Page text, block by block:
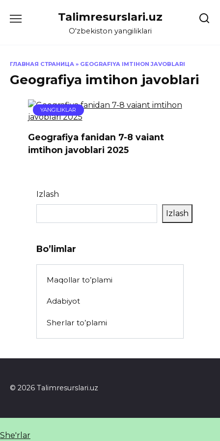
Talimresurslari.uz
O'zbekiston yangiliklari
ГЛАВНАЯ СТРАНИЦА » GEOGRAFIYA IMTIHON JAVOBLARI
Geografiya imtihon javoblari
YANGILIKLAR
Geografiya fanidan 7-8 vaiant
imtihon javoblari 2025
Izlash
Izlash
Bo’limlar
Maqollar to’plami
Adabiyot
Sherlar to’plami
© 2026 Talimresurslari.uz
She'rlar